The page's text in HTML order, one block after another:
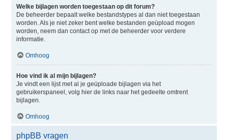
Welke bijlagen worden toegestaan op dit forum?
De beheerder bepaalt welke bestandstypes al dan niet toegestaan
worden. Als je niet zeker bent welke bestanden geüpload mogen
worden, neem dan contact op met de beheerder voor verdere
informatie.
Omhoog
Hoe vind ik al mijn bijlagen?
Je vindt een lijst met al je geüploade bijlagen via het
gebruikerspaneel, volg hier de links naar het gedeelte omtrent
bijlagen.
Omhoog
phpBB vragen